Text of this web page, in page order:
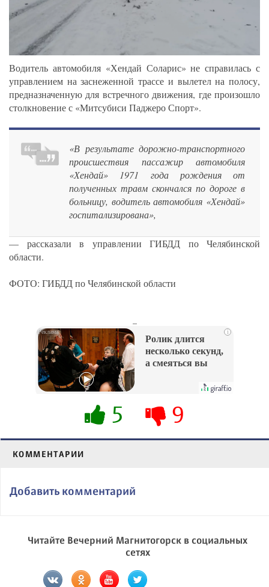
Водитель автомобиля «Хендай Соларис» не справилась с
управлением на заснеженной трассе и вылетел на полосу,
предназначенную для встречного движения, где произошло
столкновение с «Митсубиси Паджеро Спорт».
«В результате дорожно-транспортного
происшествия пассажир автомобиля
«Хендай» 1971 года рождения от
полученных травм скончался по дороге в
больницу, водитель автомобиля «Хендай»
госпитализирована»,
— рассказали в управлении ГИБДД по Челябинской
области.
ФОТО: ГИБДД по Челябинской области
i
Ролик длится
несколько секунд,
а смеяться вы
5 9
КОММЕНТАРИИ
Добавить комментарий
Читайте Вечерний Магнитогорск в социальных
сетях